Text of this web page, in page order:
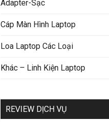
Adapter-Sạc
Cáp Màn Hình Laptop
Loa Laptop Các Loại
Khác – Linh Kiện Laptop
REVIEW DỊCH VỤ